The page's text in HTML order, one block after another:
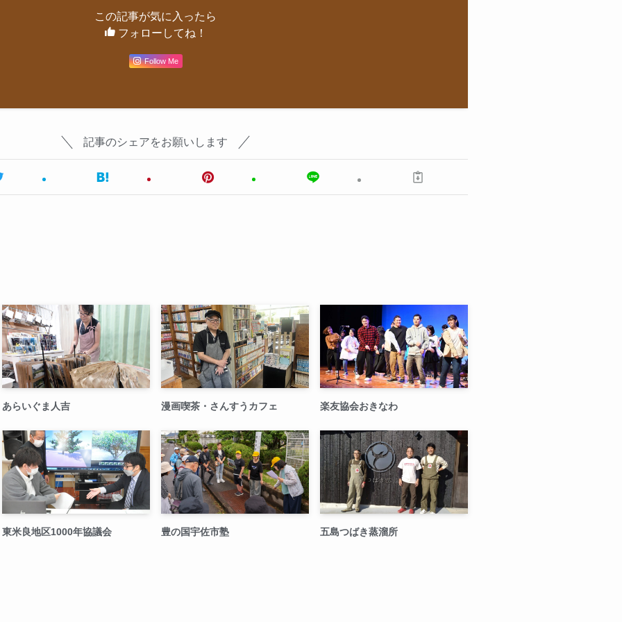
この記事が気に入ったら
フォローしてね！
Follow Me
記事のシェアをお願いします
あらいぐま人吉 漫画喫茶・さんすうカフェ 楽友協会おきなわ
東米良地区1000年協議会 豊の国宇佐市塾 五島つばき蒸溜所